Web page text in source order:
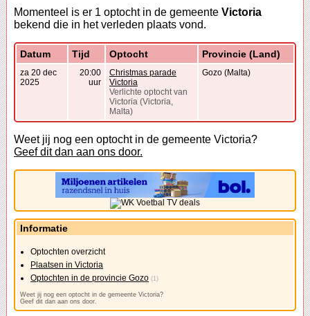
Momenteel is er 1 optocht in de gemeente Victoria
bekend die in het verleden plaats vond.
Datum Tijd Optocht Provincie (Land)
za 20 dec
2025
20:00
uur
Christmas parade
Victoria
Verlichte optocht van
Victoria (Victoria,
Malta)
Gozo (Malta)
Weet jij nog een optocht in de gemeente Victoria?
Geef dit dan aan ons door.
Informatie
Optochten overzicht
Plaatsen in Victoria
Optochten in de provincie Gozo (1)
Weet jij nog een optocht in de gemeente Victoria?
Geef dit dan aan ons door.